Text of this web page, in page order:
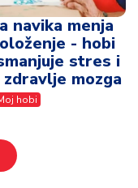
navika menja
- hobi
stres i
zdravlje mozga
hobi